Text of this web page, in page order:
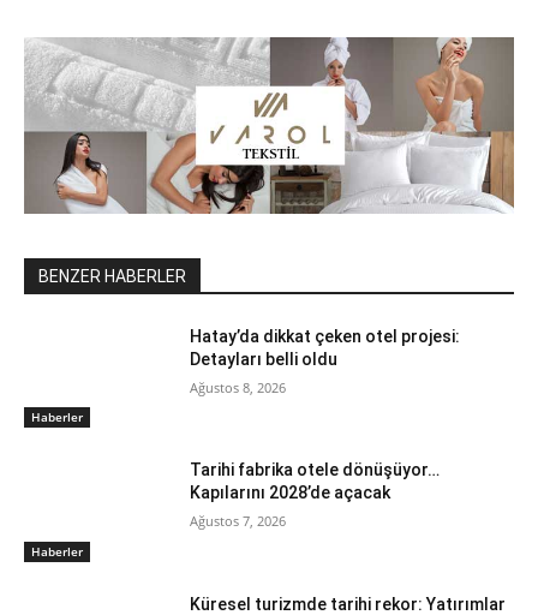
BENZER HABERLER
Haberler
Hatay’da dikkat çeken otel projesi:
Detayları belli oldu
Ağustos 8, 2026
Haberler
Tarihi fabrika otele dönüşüyor…
Kapılarını 2028’de açacak
Ağustos 7, 2026
Küresel turizmde tarihi rekor: Yatırımlar